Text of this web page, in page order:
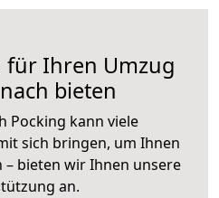
für Ihren Umzug
bieten
Pocking kann viele
sich bringen, um Ihnen
– bieten wir Ihnen unsere
an.